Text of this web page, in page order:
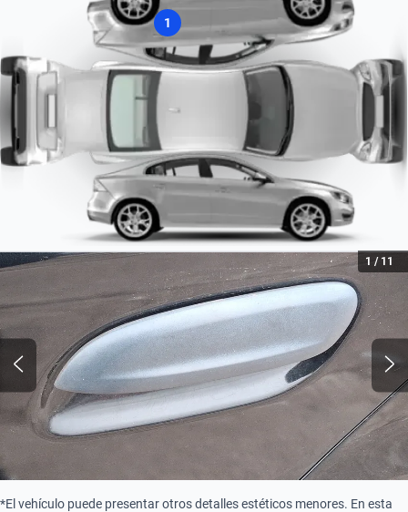
1
1 / 11
*El vehículo puede presentar otros detalles estéticos menores. En esta